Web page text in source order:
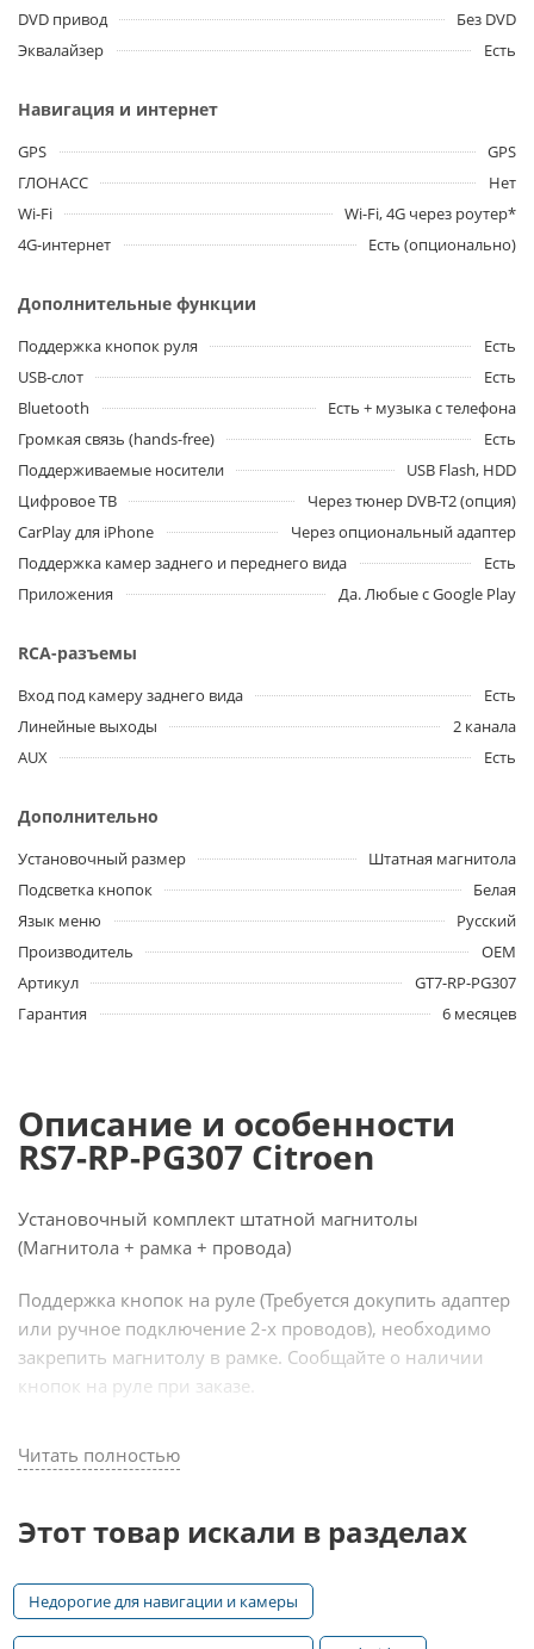
DVD привод
Без DVD
Эквалайзер
Есть
Навигация и интернет
GPS
GPS
ГЛОНАСС
Нет
Wi-Fi
Wi-Fi, 4G через роутер*
4G-интернет
Есть (опционально)
Дополнительные функции
Поддержка кнопок руля
Есть
USB-слот
Есть
Bluetooth
Есть + музыка с телефона
Громкая связь (hands-free)
Есть
Поддерживаемые носители
USB Flash, HDD
Цифровое ТВ
Через тюнер DVB-T2 (опция)
CarPlay для iPhone
Через опциональный адаптер
Поддержка камер заднего и переднего вида
Есть
Приложения
Да. Любые с Google Play
RCA-разъемы
Вход под камеру заднего вида
Есть
Линейные выходы
2 канала
AUX
Есть
Дополнительно
Установочный размер
Штатная магнитола
Подсветка кнопок
Белая
Язык меню
Русский
Производитель
OEM
Артикул
GT7-RP-PG307
Гарантия
6 месяцев
Описание и особенности
RS7-RP-PG307 Citroen
Установочный комплект штатной магнитолы
(Магнитола + рамка + провода)
Поддержка кнопок на руле (Требуется докупить адаптер
или ручное подключение 2-х проводов), необходимо
закрепить магнитолу в рамке. Сообщайте о наличии
кнопок на руле при заказе.
Основные функции OEM магнитол на Android:
⚡ Любые навигаторы от Яндекса с Алисой до Навитела
⚡ Подключение камеры заднего и переднего вида
⚡ Просмотр любых фильмов, прослушивание музыки с
USB, HDD, внутренней памяти, интернета
⚡ YouTube, Онлайн-ТВ и Радио
Читать полностью
Этот товар искали в разделах
Недорогие для навигации и камеры